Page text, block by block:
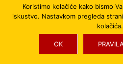
Nedjelja i blagdani:
Koristimo kolačiće kako bismo
iskustvo. Nastavkom pregleda
kolačića.
OK